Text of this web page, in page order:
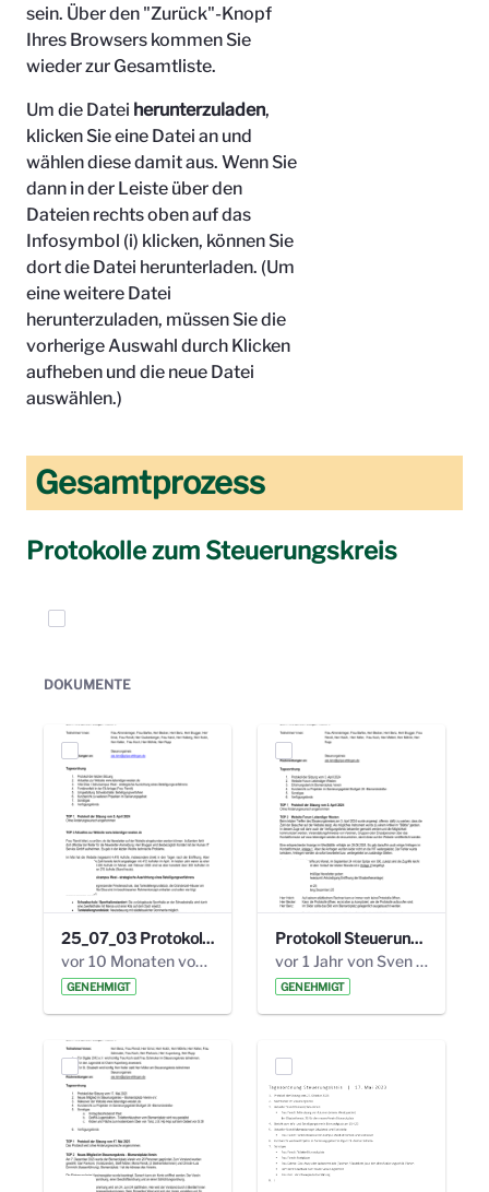
sein. Über den "Zurück"-Knopf
Ihres Browsers kommen Sie
wieder zur Gesamtliste.
Um die Datei herunterzuladen,
klicken Sie eine Datei an und
wählen diese damit aus. Wenn Sie
dann in der Leiste über den
Dateien rechts oben auf das
Infosymbol (i) klicken, können Sie
dort die Datei herunterladen. (Um
eine weitere Datei
herunterzuladen, müssen Sie die
vorherige Auswahl durch Klicken
aufheben und die neue Datei
auswählen.)
Gesamtprozess
Protokolle zum Steuerungskreis
Elemente auswählen
DOKUMENTE
25_07_03 Protokoll Steuerungskreis.pdf
vor 10 Monaten von Alexander Orlowski
GENEHMIGT
Protokoll Steuerungskreis_06.02.2025 .pdf
vor 1 Jahr von Sven Hitzler
GENEHMIGT